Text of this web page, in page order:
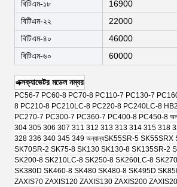
বিটিএম-১৮ 16900
বিটিএম-২২
22000
বিটিএম-৪০
46000
বিটিএম-৬০
60000
এক্সক্যাভেটর মডেল নম্বর
PC56-7 PC60-8 PC70-8 PC110-7 PC130-7
8 PC210-8 PC210LC-8 PC220-8 PC240LC-8
PC270-7 PC300-7 PC360-7 PC400-8 PC450-8
304 305 306 307 311 312 313 313 314 315 318
328 336 340 345 349 অন্যান্যSK55SR-5 SK55SRX
SK70SR-2 SK75-8 SK130 SK130-8 SK135SR-2
SK200-8 SK210LC-8 SK250-8 SK260LC-8
SK380D SK460-8 SK480 SK480-8 SK495D
ZAXIS70 ZAXIS120 ZAXIS130 ZAXIS200